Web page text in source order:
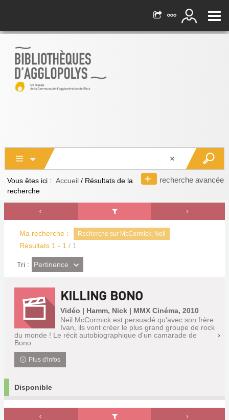
recherche avancée
Vous êtes ici : Accueil / Résultats de la
recherche
Ma recherche : Recherche sur McCormick, Neil
Résultats 1 - 1 / 1
Tri : (Effet
imédiat)
Pertinence
KILLING BONO
Vidéo | Hamm, Nick | MMX Cinéma, 2010
Neil McCormick est persuadé qu'avec son frère
Ivan, ils vont créer le plus grand groupe de rock
du monde ! Le récit autobiographique d'un camarade de
Bono..
Plus d'infos
Disponible